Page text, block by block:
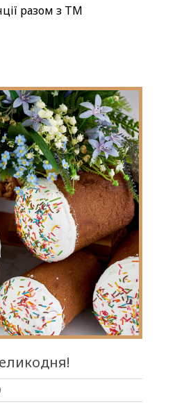
разом з ТМ